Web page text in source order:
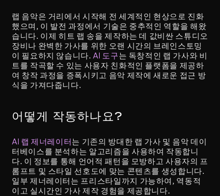
랩 음악은 거리에서 시작해 전 세계적인 현상으로 진화
했으며, 이 발전 과정에서 기술은 중추적인 역할을 해왔
습니다. 이제 히트 랩 송을 제작하는 데 값비싼 스튜디오
장비나 완벽한 가사를 위한 오랜 시간의 브레인스토밍
이 필요하지 않습니다. AI 도구는 독창적인 랩 가사와 비
트를 작곡할 수 있는 사용자 친화적인 플랫폼을 제공하
여 창작 과정을 증폭시키고 음악 제작에 새로운 접근 방
식을 가져다줍니다.
어떻게 작동하나요?
AI 랩 제너레이터는 기존의 방대한 랩 가사 및 음악 데이
터베이스를 분석하는 알고리즘을 사용하여 작동합니
다. 이 정보를 통해 언어적 패턴을 모방하고 사용자의 프
롬프트 및 스타일 선호도에 맞는 콘텐츠를 생성합니다.
일부 제너레이터는 프리스타일까지 가능하여, 역동적
이고 실시간인 가사 제작 경험을 제공합니다.